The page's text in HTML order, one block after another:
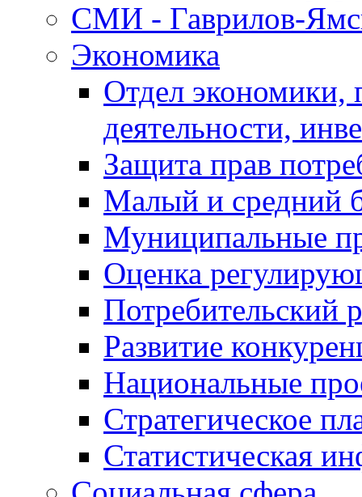
СМИ - Гаврилов-
Экономика
Отдел экономики,
деятельности,
Защита прав
Малый и средний
Муниципальные
Оценка
Потребительский
Развитие
Национальные
Стратегическое
Статистическая